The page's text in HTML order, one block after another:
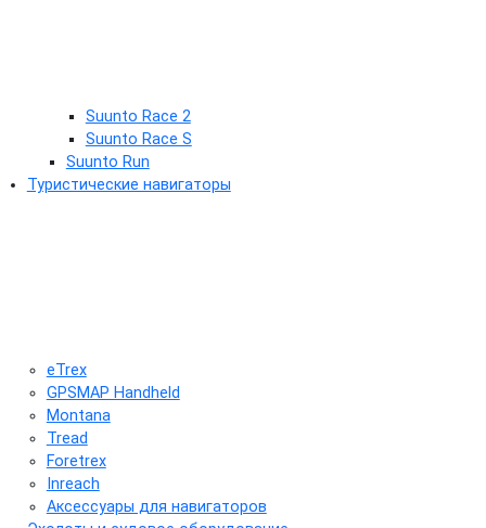
Suunto Race 2
Suunto Race S
Suunto Run
Туристические навигаторы
eTrex
GPSMAP Handheld
Montana
Tread
Foretrex
Inreach
Аксессуары для навигаторов